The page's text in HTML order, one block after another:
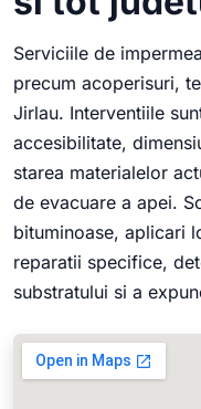
Serviciile de
precum acoperisuri,
Jirlau. Interventiile
accesibilitate,
starea materialelor
de evacuare a apei.
bituminoase, aplicari
reparatii specifice,
substratului si a